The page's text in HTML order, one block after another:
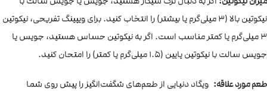
نیکوتین بالا (3 میلی‌گرم یا بیشتر) را انتخاب کنید. برای ویپینگ تفریحی، نیکوتین
3 میلی‌گرم یا کمتر مناسب است. اگر به نیکوتین حساس هستید، جویس یا
جویس سالت با نیکوتین پایین (1.5 میلی‌گرم یا کمتر) را امتحان کنید.
طعم مورد علاقه: ویگاد دنیایی از طعم‌های شگفت‌انگیز را پیش روی شما